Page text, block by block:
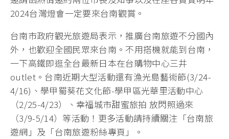
2024台灣燈會一定要來台南觀賞。
台南市政府觀光旅遊局表示，推廣台南旅遊不分國內
外，也歡迎全國民眾來台南。不用搭機就能到台南，
一下高鐵即逛全台最新日本在台購物中心三井
outlet。台南近期大型活動還有漁光島藝術節(3/24-
4/16)、學甲蜀葵花文化節-學甲區光華里活動中心
（2/25-4/23）、幸福城市甜蜜旅拍 放閃照過來
（3/9-5/14）等活動！更多活動請持續關注「台南旅
遊網」及「台南旅遊粉絲專頁」。